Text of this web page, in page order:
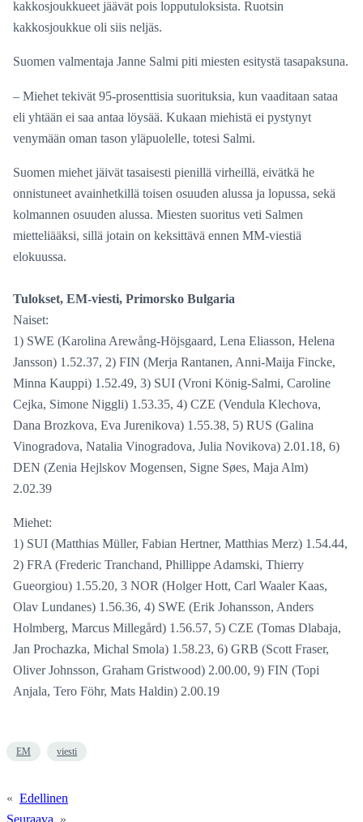
kakkosjoukkueet jäävät pois lopputuloksista. Ruotsin
kakkosjoukkue oli siis neljäs.
Suomen valmentaja Janne Salmi piti miesten esitystä tasapaksuna.
– Miehet tekivät 95-prosenttisia suorituksia, kun vaaditaan sataa
eli yhtään ei saa antaa löysää. Kukaan miehistä ei pystynyt
venymään oman tason yläpuolelle, totesi Salmi.
Suomen miehet jäivät tasaisesti pienillä virheillä, eivätkä he
onnistuneet avainhetkillä toisen osuuden alussa ja lopussa, sekä
kolmannen osuuden alussa. Miesten suoritus veti Salmen
mietteliääksi, sillä jotain on keksittävä ennen MM-viestiä
elokuussa.
Tulokset, EM-viesti, Primorsko Bulgaria
Naiset:
1) SWE (Karolina Arewång-Höjsgaard, Lena Eliasson, Helena
Jansson) 1.52.37, 2) FIN (Merja Rantanen, Anni-Maija Fincke,
Minna Kauppi) 1.52.49, 3) SUI (Vroni König-Salmi, Caroline
Cejka, Simone Niggli) 1.53.35, 4) CZE (Vendula Klechova,
Dana Brozkova, Eva Jurenikova) 1.55.38, 5) RUS (Galina
Vinogradova, Natalia Vinogradova, Julia Novikova) 2.01.18, 6)
DEN (Zenia Hejlskov Mogensen, Signe Søes, Maja Alm)
2.02.39
Miehet:
1) SUI (Matthias Müller, Fabian Hertner, Matthias Merz) 1.54.44,
2) FRA (Frederic Tranchand, Phillippe Adamski, Thierry
Gueorgiou) 1.55.20, 3 NOR (Holger Hott, Carl Waaler Kaas,
Olav Lundanes) 1.56.36, 4) SWE (Erik Johansson, Anders
Holmberg, Marcus Millegård) 1.56.57, 5) CZE (Tomas Dlabaja,
Jan Prochazka, Michal Smola) 1.58.23, 6) GRB (Scott Fraser,
Oliver Johnsson, Graham Gristwood) 2.00.00, 9) FIN (Topi
Anjala, Tero Föhr, Mats Haldin) 2.00.19
EM viesti
« Edellinen